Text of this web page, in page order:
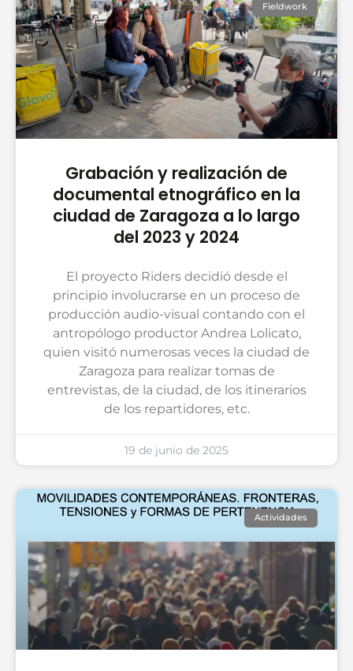
Fieldwork
Grabación y realización de
documental etnográfico en la
ciudad de Zaragoza a lo largo
del 2023 y 2024
El proyecto Riders decidió desde el
principio involucrarse en un proceso de
producción audio-visual contando con el
antropólogo productor Andrea Lolicato,
quien visitó numerosas veces la ciudad de
Zaragoza para realizar tomas de
entrevistas, de la ciudad, de los itinerarios
de los repartidores, etc.
19 de junio de 2025
Actividades